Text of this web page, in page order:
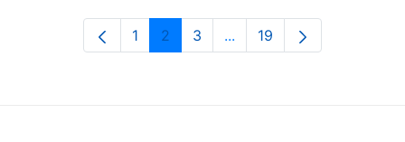
Page
1 Page
2 Page
3 ...Intermediate Pages Use
Page
19